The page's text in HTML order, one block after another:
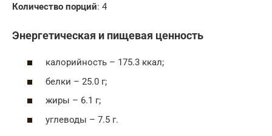
Количество порций: 4
Энергетическая и пищевая ценность
калорийность – 175.3 ккал;
белки – 25.0 г;
жиры – 6.1 г;
углеводы – 7.5 г.